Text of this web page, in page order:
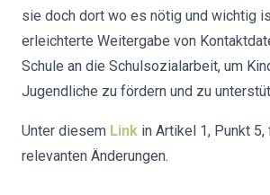
sie doch dort wo es nötig und wichtig
erleichterte Weitergabe von
Schule an die Schulsozialarbeit, um
Jugendliche zu fördern und zu
Unter diesem Link in Artikel 1, Punkt
relevanten Änderungen.